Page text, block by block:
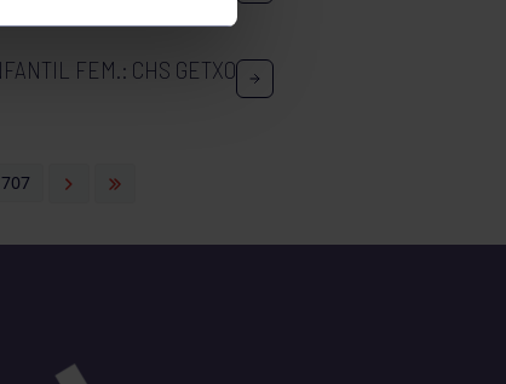
FEM.: CHS GETXO
707